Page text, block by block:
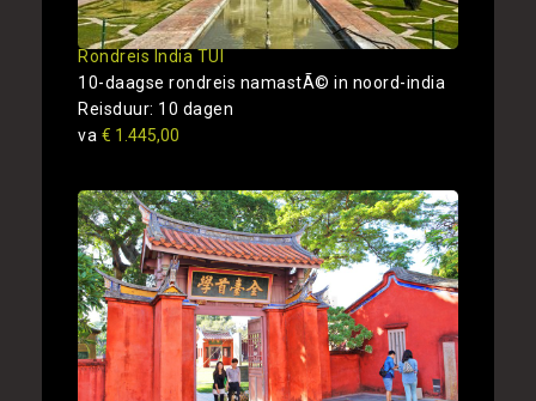
Rondreis India TUI
10-daagse rondreis namastÃ© in noord-india
Reisduur: 10 dagen
va € 1.445,00